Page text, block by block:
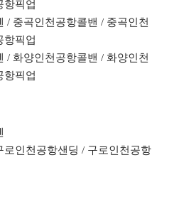
항픽업
/ 중곡인천공항콜밴 / 중곡인천
항픽업
/ 화양인천공항콜밴 / 화양인천
항픽업
로인천공항샌딩 / 구로인천공항